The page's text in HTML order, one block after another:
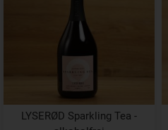
LYSERØD Sparkling Tea -